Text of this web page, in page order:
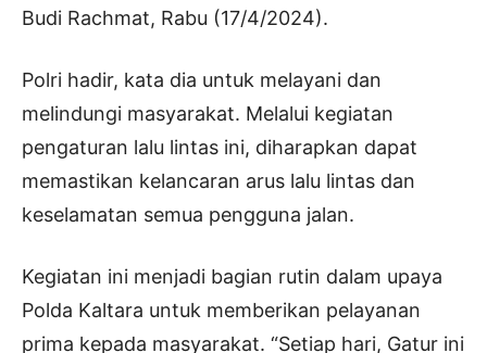
Budi Rachmat, Rabu (17/4/2024).
Polri hadir, kata dia untuk melayani dan
melindungi masyarakat. Melalui kegiatan
pengaturan lalu lintas ini, diharapkan dapat
memastikan kelancaran arus lalu lintas dan
keselamatan semua pengguna jalan.
Kegiatan ini menjadi bagian rutin dalam upaya
Polda Kaltara untuk memberikan pelayanan
prima kepada masyarakat. “Setiap hari, Gatur ini